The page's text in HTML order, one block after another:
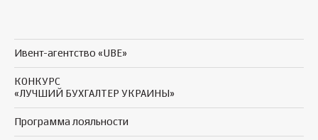
Ивент-агентство «UBE»
КОНКУРС
«ЛУЧШИЙ БУХГАЛТЕР УКРАИНЫ»
Программа лояльности